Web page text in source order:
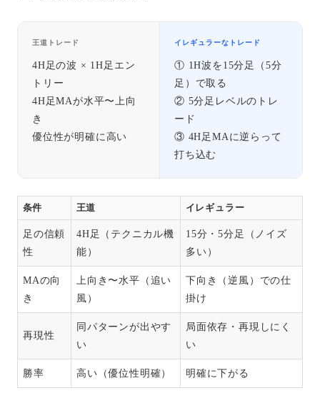
王道トレード
4H足の波 × 1H足エン
トリー
4H足MAが水平〜上向
き
優位性が明確に高い
イレギュラーなトレード
① 1H波を15分足（5分
足）で取る
② 5分足レベルのトレ
ード
③ 4H足MAに逆らって
打ち込む
条件 王道 イレギュラー
足の信頼
性
4H足（テクニカル機
能）
15分・5分足（ノイズ
多い）
MAの向
き
上向き〜水平（追い
風）
下向き（逆風）での仕
掛け
再現性
同パターンが出やす
い
局面依存・再現しにく
い
勝率 高い（優位性明確） 明確に下がる